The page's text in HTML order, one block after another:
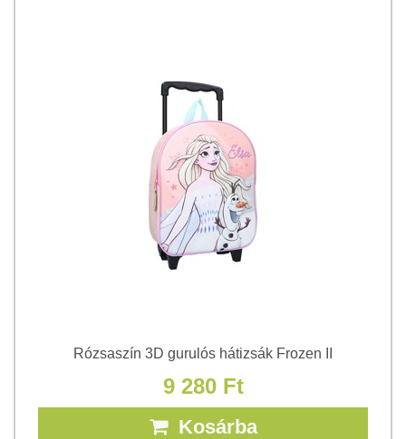
Rózsaszín 3D gurulós hátizsák Frozen II
9 280 Ft
Kosárba